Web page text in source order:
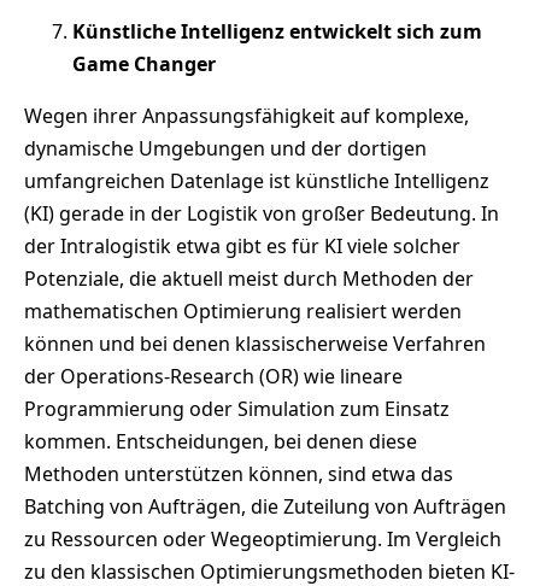
Künstliche Intelligenz entwickelt sich zum
Game Changer
Wegen ihrer Anpassungsfähigkeit auf komplexe,
dynamische Umgebungen und der dortigen
umfangreichen Datenlage ist künstliche Intelligenz
(KI) gerade in der Logistik von großer Bedeutung. In
der Intralogistik etwa gibt es für KI viele solcher
Potenziale, die aktuell meist durch Methoden der
mathematischen Optimierung realisiert werden
können und bei denen klassischerweise Verfahren
der Operations-Research (OR) wie lineare
Programmierung oder Simulation zum Einsatz
kommen. Entscheidungen, bei denen diese
Methoden unterstützen können, sind etwa das
Batching von Aufträgen, die Zuteilung von Aufträgen
zu Ressourcen oder Wegeoptimierung. Im Vergleich
zu den klassischen Optimierungsmethoden bieten KI-